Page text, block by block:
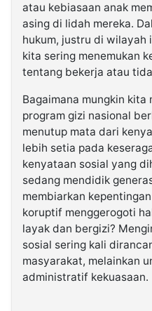
atau kebiasaan anak
asing di lidah mereka.
hukum, justru di wilayah
kita sering menemukan
tentang bekerja atau
Bagaimana mungkin kita
program gizi nasional
menutup mata dari
lebih setia pada
kenyataan sosial yang
sedang mendidik
membiarkan
koruptif menggerogoti
layak dan bergizi?
sosial sering kali
masyarakat, melainkan
administratif kekuasaan.